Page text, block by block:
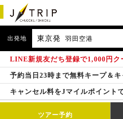
出発地 東京発 羽田空港
LINE新規友だち登録で1,000円ク
予約当日23時まで無料キープ＆
キャンセル料をJマイルポイント
ツアー予約